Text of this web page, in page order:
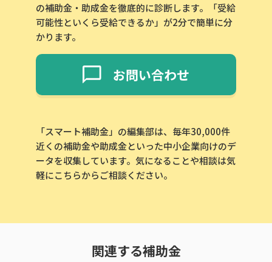
の補助金・助成金を徹底的に診断します。「受給
可能性といくら受給できるか」が2分で簡単に分
かります。
お問い合わせ
「スマート補助金」の編集部は、毎年30,000件
近くの補助金や助成金といった中小企業向けのデ
ータを収集しています。気になることや相談は気
軽にこちらからご相談ください。
関連する補助金